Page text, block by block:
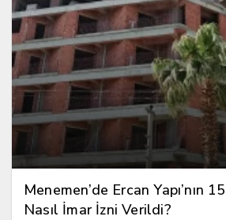
Menemen’de Ercan Yapı’nın
Nasıl İmar İzni Verildi?